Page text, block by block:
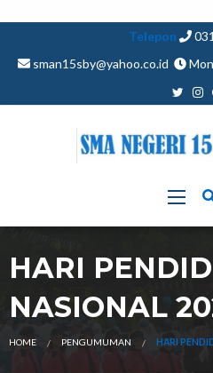
Telepon
sman15sby@yahoo.co.id
HARI
NASIONAL
HOME PENGUMUMAN HARI